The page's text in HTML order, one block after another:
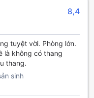
phòng.
thực Halal, khách sạn
đáng chú ý. Với các
du khách sẽ có cơ hội
thực Ý. Với những tiện
sẽ không bao giờ
thực tại khách sạn
8,4
tuyệt vời. Phòng lớn.
là không có thang
thang.
sinh